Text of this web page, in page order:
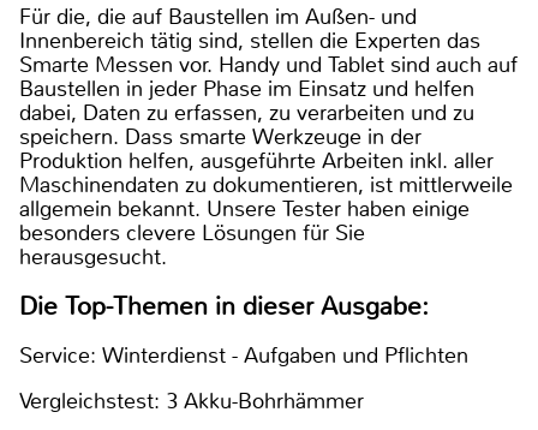
Für die, die auf Baustellen im Außen- und
Innenbereich tätig sind, stellen die Experten das
Smarte Messen vor. Handy und Tablet sind auch auf
Baustellen in jeder Phase im Einsatz und helfen
dabei, Daten zu erfassen, zu verarbeiten und zu
speichern. Dass smarte Werkzeuge in der
Produktion helfen, ausgeführte Arbeiten inkl. aller
Maschinendaten zu dokumentieren, ist mittlerweile
allgemein bekannt. Unsere Tester haben einige
besonders clevere Lösungen für Sie
herausgesucht.
Die Top-Themen in dieser Ausgabe:
Service: Winterdienst - Aufgaben und Pflichten
Vergleichstest: 3 Akku-Bohrhämmer